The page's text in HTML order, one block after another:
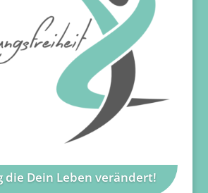
die Dein Leben verändert!